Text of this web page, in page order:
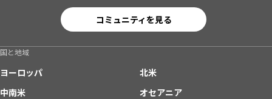
コミュニティを見る
国と地域
ヨーロッパ
北米
中南米
オセアニア